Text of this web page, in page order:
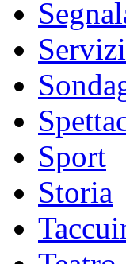
Servizi
Sport
Storia